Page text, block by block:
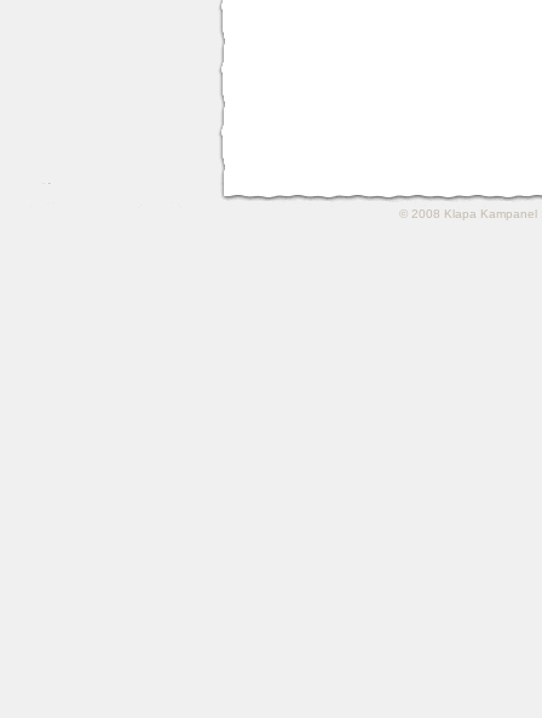
© 2008 Klapa Kampanel